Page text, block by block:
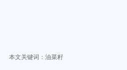
本文关键词： 油菜籽